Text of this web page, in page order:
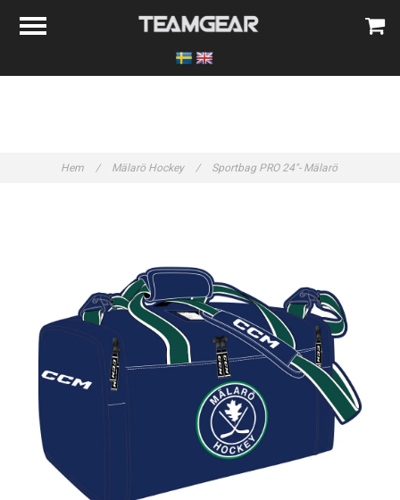
Hem / Mälarö Hockey / Sportbag PRO 24"- Mälarö